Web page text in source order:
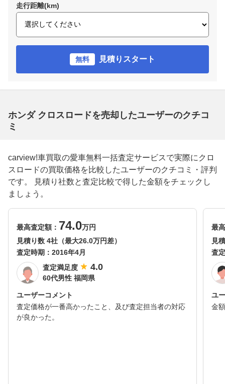
走行距離(km)
無料 見積りスタート
ホンダ クロスロードを売却したユーザーのクチコ
ミ
carview!車買取の愛車無料一括査定サービスで実際にクロ
スロードの買取価格を比較したユーザーのクチコミ・評判
です。 見積り社数と査定比較で得した金額をチェックし
ましょう。
最高査定額： 74.0万円
見積り数 4社（最大26.0万円差）
査定時期： 2016年4月
査定満足度
4.0
60代男性 福岡県
ユーザーコメント
査定価格が一番高かったこと、及び査定担当者の対応
が良かった。
最
見
査
ユ
金